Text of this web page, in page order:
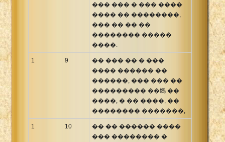
��� ��� � ��� ����
���� �� ��������,
��� �� �� ��
�������� �����
����.
1 9
�� ��� �� � ���
���� ������ ��
������, ��� ��� ��
��������� ��䳿 ��
����, � �� ����, ��
�������� �������,
1 10
�� �� ������ ����
��� �������� �